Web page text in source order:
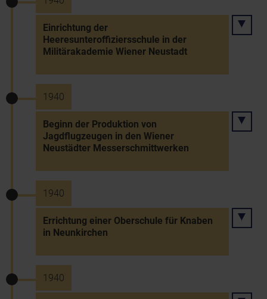
Einrichtung der
Heeresunteroffiziersschule in der
Militärakademie Wiener Neustadt
1940
Beginn der Produktion von
Jagdflugzeugen in den Wiener
Neustädter Messerschmittwerken
1940
Errichtung einer Oberschule für Knaben
in Neunkirchen
1940